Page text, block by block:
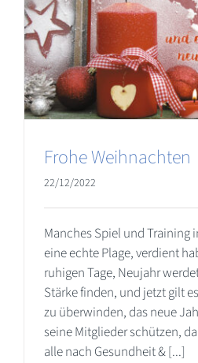
Frohe Weihnachten
22/12/2022
Manches Spiel und Training
eine echte Plage, verdient
ruhigen Tage, Neujahr
Stärke finden, und jetzt gilt
zu überwinden, das neue
seine Mitglieder schützen,
alle nach Gesundheit & [...]